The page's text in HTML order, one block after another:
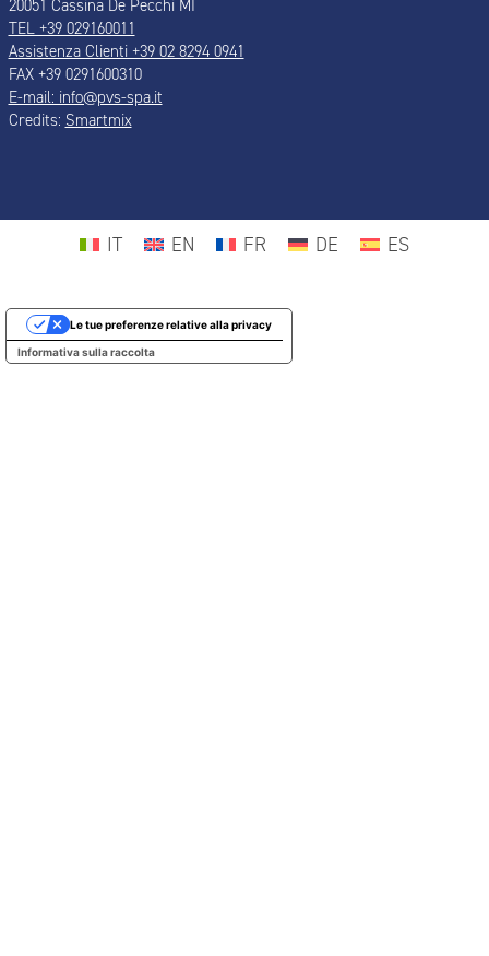
20051 Cassina De Pecchi MI
TEL +39 029160011
Assistenza Clienti +39 02 8294 0941
FAX +39 0291600310
E-mail: info@pvs-spa.it
Credits: Smartmix
IT EN FR DE ES
Informativa sulla raccolta
Le tue preferenze relative alla privacy